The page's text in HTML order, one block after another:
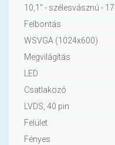
10,1" - szélesvásznú -
Felbontás
WSVGA (1024x600)
Megvilágítás
LED
Csatlakozó
LVDS, 40 pin
Felület
Fényes